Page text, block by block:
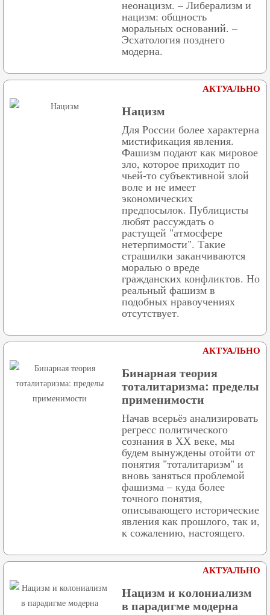
неонацизм. – Либерализм и
нацизм: общность
моральных оснований. –
Эсхатология позднего
модерна.
Нацизм
Для России более характерна
мистификация явления.
Фашизм подают как мировое
зло, которое приходит по
чьей-то субъективной злой
воле и не имеет
экономических
предпосылок. Публицисты
любят рассуждать о
растущей "атмосфере
нетерпимости". Такие
страшилки заканчиваются
моралью о вреде
гражданских конфликтов. Но
реальный фашизм в
подобных нравоучениях
отсутствует.
АКТУАЛЬНО
Бинарная теория
тоталитаризма: пределы
применимости
Начав всерьёз анализировать
регресс политического
сознания в ХХ веке, мы
будем вынуждены отойти от
понятия "тоталитаризм" и
вновь заняться проблемой
фашизма – куда более
точного понятия,
описывающего исторические
явления как прошлого, так и,
к сожалению, настоящего.
АКТУАЛЬНО
Нацизм и колониализм
в парадигме модерна
АКТУАЛЬНО